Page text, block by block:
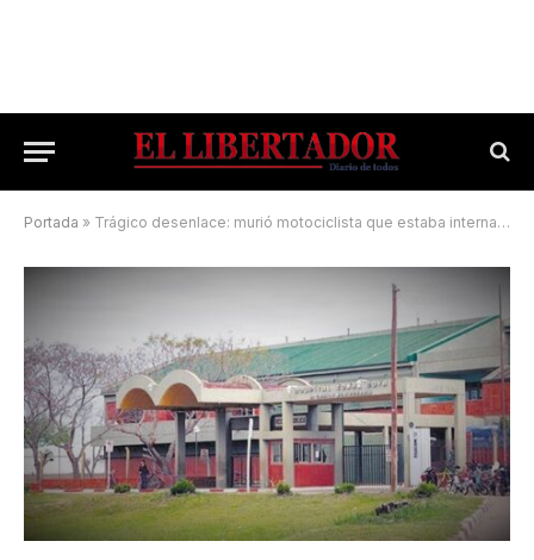
Portada » Trágico desenlace: murió motociclista que estaba internado tras un siniestro vial